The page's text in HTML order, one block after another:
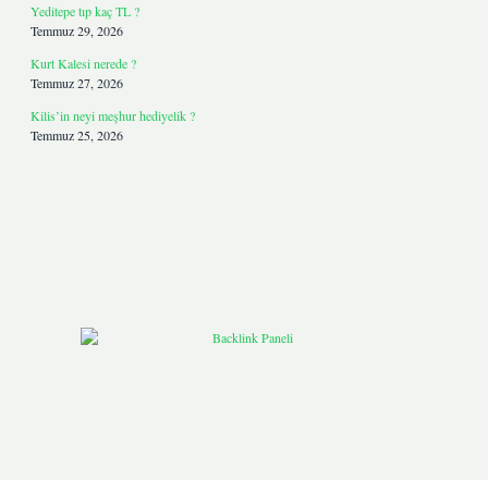
Yeditepe tıp kaç TL ?
Temmuz 29, 2026
Kurt Kalesi nerede ?
Temmuz 27, 2026
Kilis’in neyi meşhur hediyelik ?
Temmuz 25, 2026